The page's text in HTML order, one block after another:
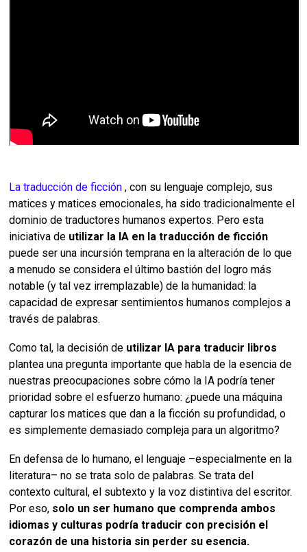
La traducción de ficción , con su lenguaje complejo, sus
matices y matices emocionales, ha sido tradicionalmente el
dominio de traductores humanos expertos. Pero esta
iniciativa de utilizar la IA en la traducción de ficción
puede ser una incursión temprana en la alteración de lo que
a menudo se considera el último bastión del logro más
notable (y tal vez irremplazable) de la humanidad: la
capacidad de expresar sentimientos humanos complejos a
través de palabras.
Como tal, la decisión de utilizar IA para traducir libros
plantea una pregunta importante que habla de la esencia de
nuestras preocupaciones sobre cómo la IA podría tener
prioridad sobre el esfuerzo humano: ¿puede una máquina
capturar los matices que dan a la ficción su profundidad, o
es simplemente demasiado compleja para un algoritmo?
En defensa de lo humano, el lenguaje –especialmente en la
literatura– no se trata solo de palabras. Se trata del
contexto cultural, el subtexto y la voz distintiva del escritor.
Por eso, solo un ser humano que comprenda ambos
idiomas y culturas podría traducir con precisión el
corazón de una historia sin perder su esencia.